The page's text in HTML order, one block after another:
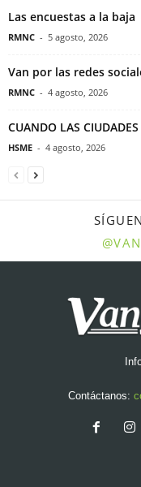
Las encuestas a la baja
RMNC - 5 agosto, 2026
Van por las redes
RMNC - 4 agosto, 2026
CUANDO LAS
HSME - 4 agosto, 2026
Contáctanos: